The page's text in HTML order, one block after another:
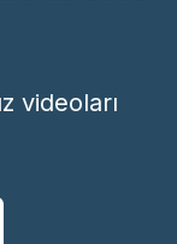
videoları